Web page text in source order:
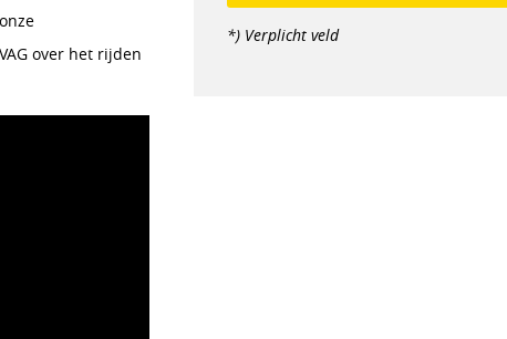
over het rijden
*) Verplicht veld